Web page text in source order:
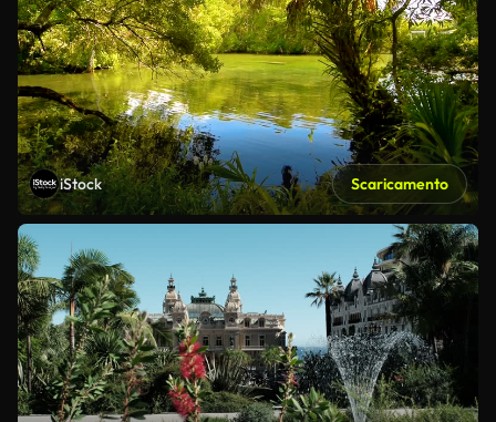
iStock Scaricamento